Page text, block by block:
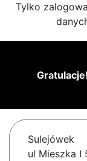
Tylko
Gratulacje!
Sulejówek
ul Mieszka I